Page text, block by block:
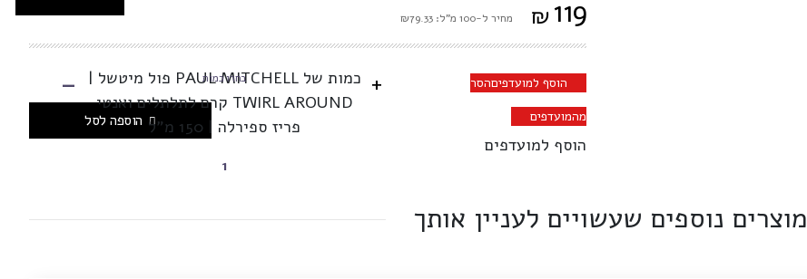
₪119 מחיר ל-100 מ"ל: ₪79.33
+
כמות של PAUL MITCHELL פול מיטשל |
TWIRL AROUND קרם לתלתלים ואנטי
פריז ספירלה | 150 מ"ל
בחרו כמות -
הוספה לסל
הוסף למועדפיםהסר
מהמועדפים
הוסף למועדפים
מוצרים נוספים שעשויים לעניין אותך